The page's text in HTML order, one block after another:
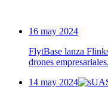
16 may 2024
FlytBase lanza
drones empresariales.
14 may 2024